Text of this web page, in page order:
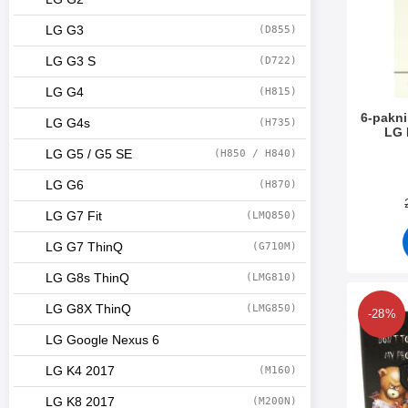
LG G3 (D855)
LG G3 S (D722)
LG G4 (H815)
LG G4s (H735)
LG G5 / G5 SE (H850 / H840)
LG G6 (H870)
LG G7 Fit (LMQ850)
LG G7 ThinQ (G710M)
LG G8s ThinQ (LMG810)
LG G8X ThinQ (LMG850)
LG Google Nexus 6
LG K4 2017 (M160)
LG K8 2017 (M200N)
6-
LG
-28%
Merk